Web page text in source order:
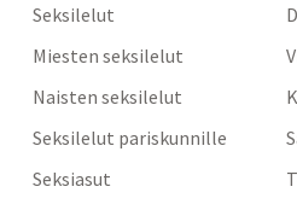
Seksilelut
Miesten seksilelut
Naisten seksilelut
Seksilelut pariskunnille
Seksiasut